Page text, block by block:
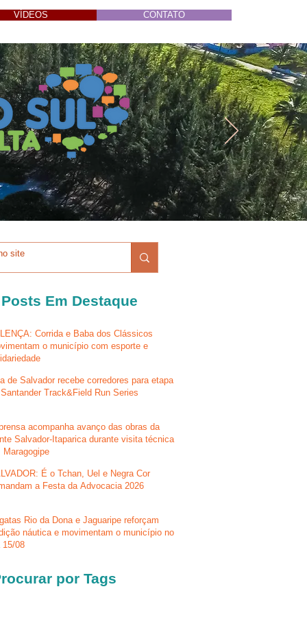
VÍDEOS CONTATO
Posts Em Destaque
Corrida e Baba dos Clássicos
o município com esporte e
de Salvador recebe corredores para etapa
Track&Field Run Series
acompanha avanço das obras da
Salvador-Itaparica durante visita técnica
Maragogipe
É o Tchan, Uel e Negra Cor
a Festa da Advocacia 2026
Rio da Dona e Jaguaripe reforçam
náutica e movimentam o município no
15/08
por Tags